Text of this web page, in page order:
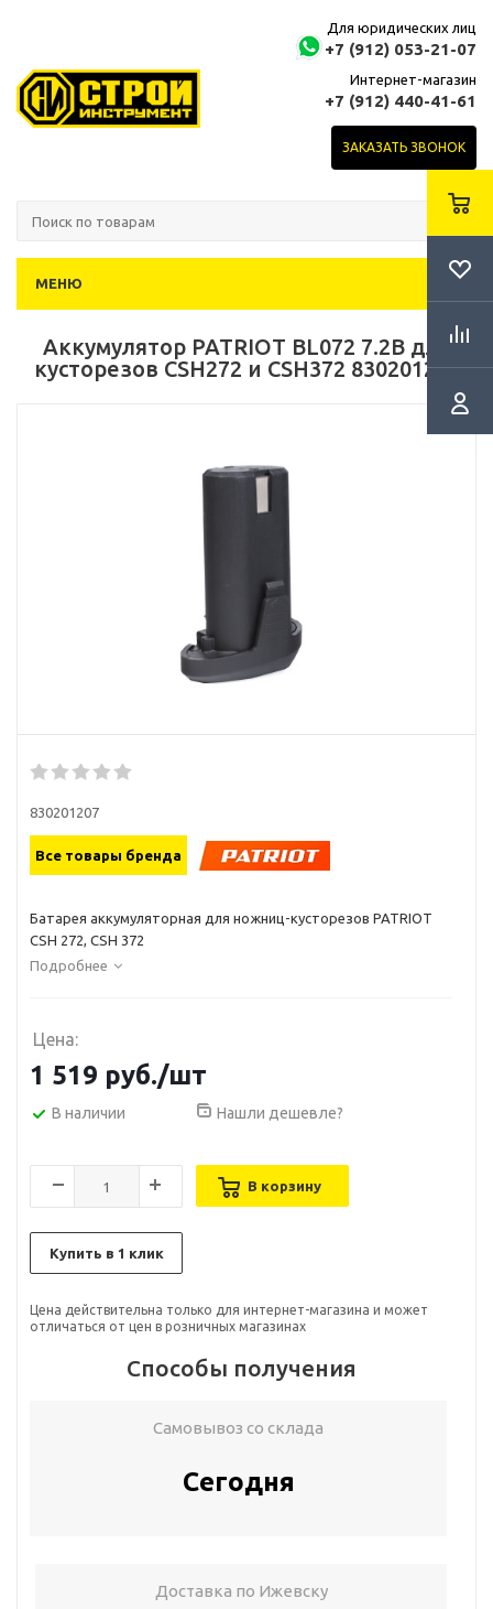
Для юридических лиц
+7 (912) 053-21-07
Интернет-магазин
+7 (912) 440-41-61
ЗАКАЗАТЬ ЗВОНОК
МЕНЮ
Аккумулятор PATRIOT BL072 7.2В для
кусторезов CSH272 и CSH372 830201207
830201207
Все товары бренда
Батарея аккумуляторная для ножниц-кусторезов PATRIOT
CSH 272, CSH 372
Подробнее
Цена:
1 519 руб./шт
В наличии Нашли дешевле?
В корзину
Купить в 1 клик
Цена действительна только для интернет-магазина и может
отличаться от цен в розничных магазинах
Способы получения
Самовывоз со склада
Сегодня
Доставка по Ижевску